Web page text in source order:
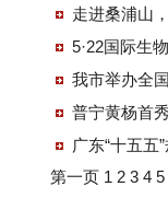
走进桑浦山
5·22国际生
我市举办全
普宁黄杨首
广东“十五五
第一页 1 2 3 4 5